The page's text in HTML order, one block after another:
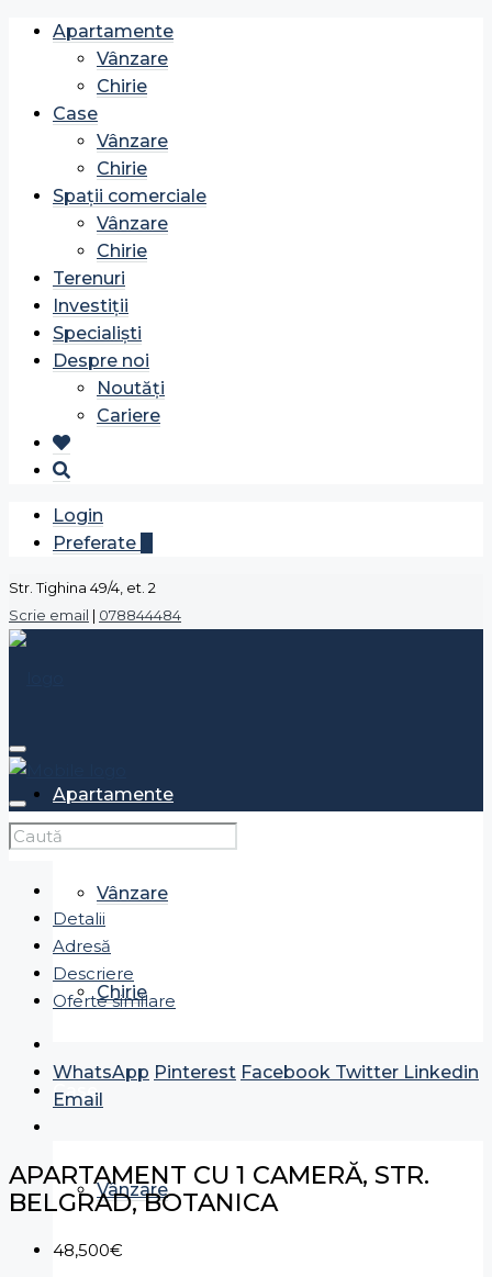
Apartamente
Vânzare
Chirie
Case
Vânzare
Chirie
Spații comerciale
Vânzare
Chirie
Terenuri
Investiții
Specialiști
Despre noi
Noutăți
Cariere
Login
Preferate
Str. Tighina 49/4, et. 2
Scrie email | 078844484
Apartamente
Vânzare
Chirie
Case
Vânzare
Detalii
Adresă
Descriere
Oferte similare
WhatsApp Pinterest Facebook Twitter Linkedin
Email
APARTAMENT CU 1 CAMERĂ, STR.
BELGRAD, BOTANICA
48,500€